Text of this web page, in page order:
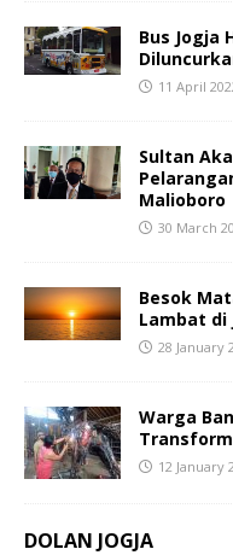
Bus Jogja
11 April
Sultan
Malioboro
30 March
Besok
Lambat di
28 January
Warga
12 January
DOLAN JOGJA